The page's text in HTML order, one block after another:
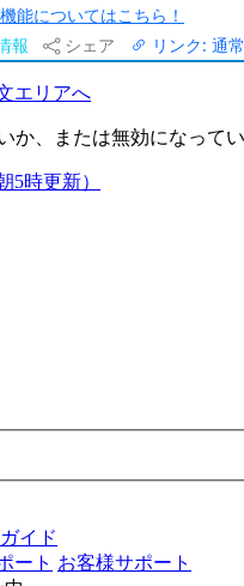
能についてはこちら！
報
シェア リンク: 通常